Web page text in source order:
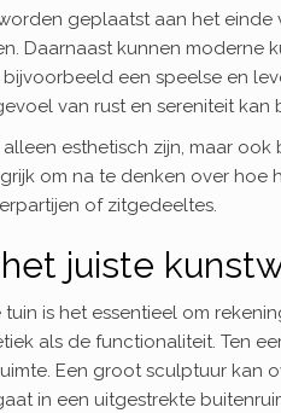
geplaatst aan het
Daarnaast kunnen moderne
een speelse en
van rust en sereniteit kan
esthetisch zijn, maar
om na te denken over
of zitgedeeltes.
juiste
is het essentieel om
als de functionaliteit. Ten
Een groot sculptuur kan
in een uitgestrekte